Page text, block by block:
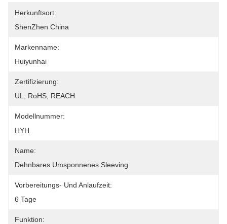
Herkunftsort:
ShenZhen China
Markenname:
Huiyunhai
Zertifizierung:
UL, RoHS, REACH
Modellnummer:
HYH
Name:
Dehnbares Umsponnenes Sleeving
Vorbereitungs- Und Anlaufzeit:
6 Tage
Funktion: